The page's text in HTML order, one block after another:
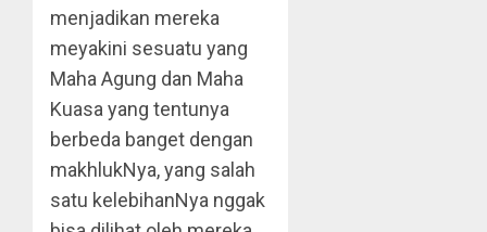
menjadikan mereka
meyakini sesuatu yang
Maha Agung dan Maha
Kuasa yang tentunya
berbeda banget dengan
makhlukNya, yang salah
satu kelebihanNya nggak